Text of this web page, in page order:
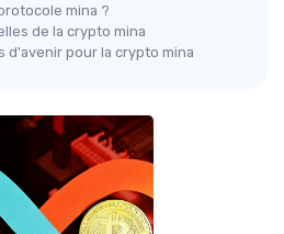
mina ?
de la crypto mina
d'avenir pour la crypto mina